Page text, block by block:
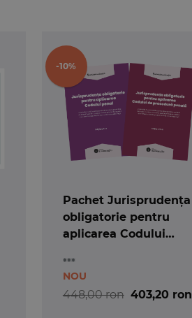
-10%
Pachet Jurisprudența
obligatorie pentru
aplicarea Codului
***
448,00 ron 403,20 ron
NOU